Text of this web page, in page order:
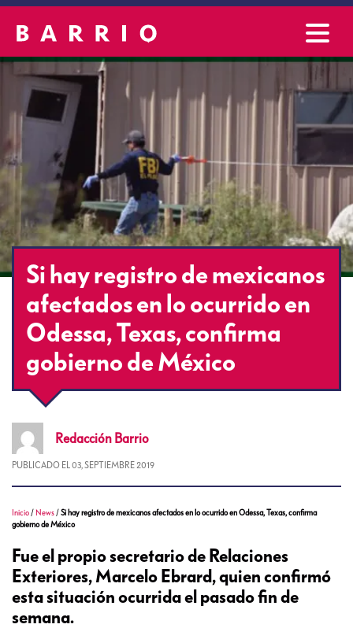
Si hay registro de mexicanos
afectados en lo ocurrido en
Odessa, Texas, confirma
gobierno de México
Redacción Barrio
PUBLICADO EL 03, SEPTIEMBRE 2019
Inicio / News /Si hay registro de mexicanos afectados en lo ocurrido en Odessa, Texas, confirma
gobierno de México
Fue el propio secretario de Relaciones
Exteriores, Marcelo Ebrard, quien confirmó
esta situación ocurrida el pasado fin de
semana.